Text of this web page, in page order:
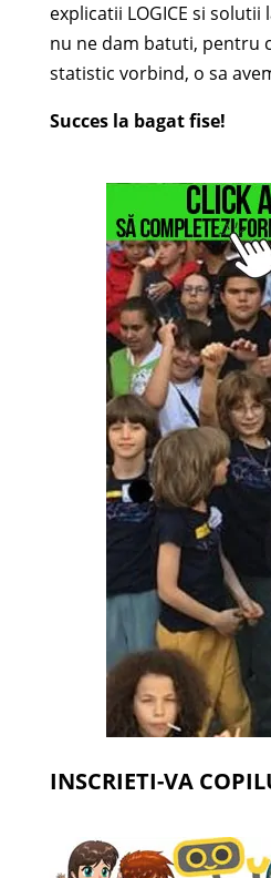
explicatii LOGICE si solutii
nu ne dam batuti, pentru
statistic vorbind, o sa
Succes la bagat fise!
INSCRIETI-VA